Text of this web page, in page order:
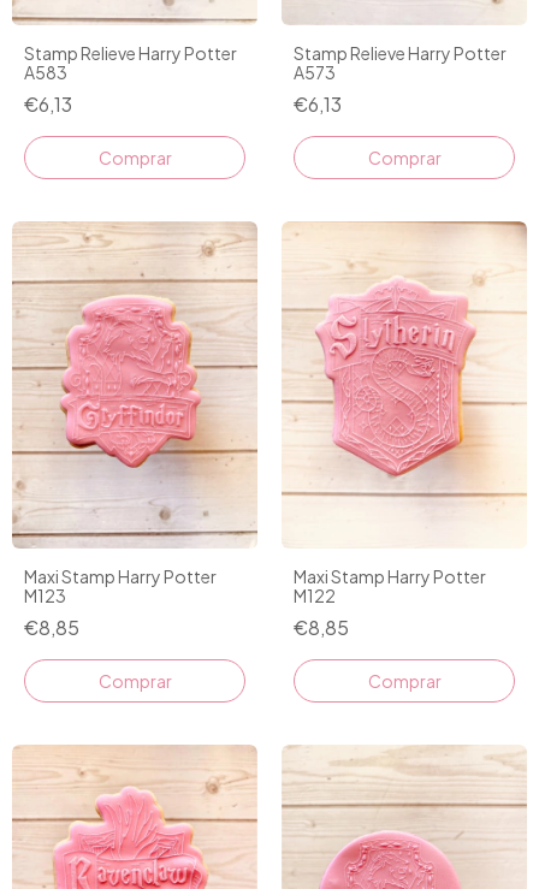
Stamp Relieve Harry Potter
A583
€6,13
Comprar
Stamp Relieve Harry Potter
A573
€6,13
Maxi Stamp Harry Potter
M123
€8,85
Comprar
Maxi Stamp Harry Potter
M122
€8,85
Comprar